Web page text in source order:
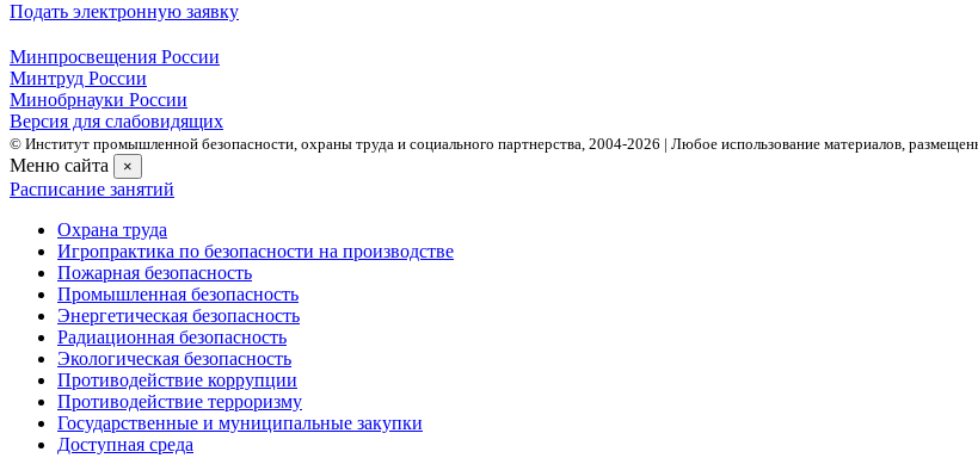
Подать электронную заявку
Минпросвещения России
Минтруд России
Минобрнауки России
Версия для слабовидящих
© Институт промышленной безопасности, охраны труда и социального партнерства, 2004- 2026 | Любое использование материалов,
Меню сайта ×
Расписание занятий
Охрана труда
Игропрактика по безопасности на производстве
Пожарная безопасность
Промышленная безопасность
Энергетическая безопасность
Радиационная безопасность
Экологическая безопасность
Противодействие коррупции
Противодействие терроризму
Государственные и муниципальные закупки
Доступная среда